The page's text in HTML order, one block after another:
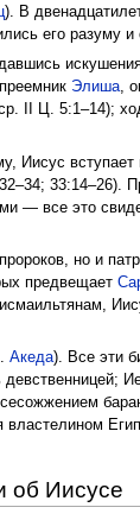
). В
его разуму и
Элиша,
II Ц. 5:1–14);
Иисус
33:14–26).
— все это
но и
предвещает
Акеда). Все эти
об Иисусе